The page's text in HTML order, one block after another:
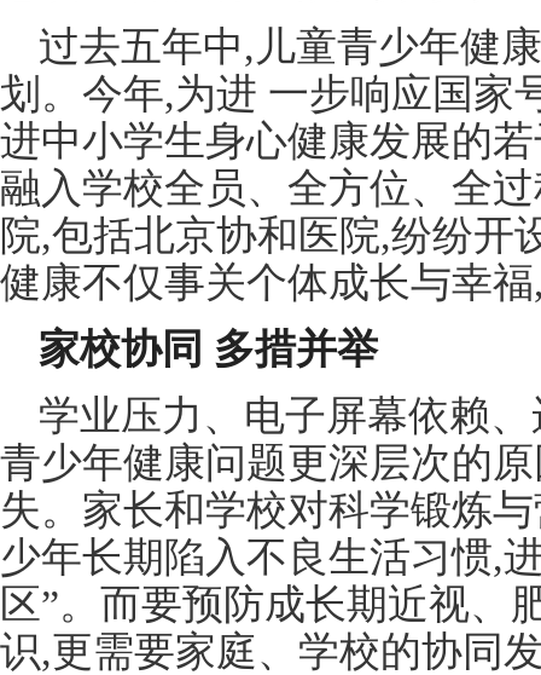
过去五年中,儿童青少年健
划。今年,为进 一步响应国家
进中小学生身心健康发展的
融入学校全员、全方位、全
院,包括北京协和医院,纷纷开
健康不仅事关个体成长与幸
家校协同 多措并举
学业压力、电子屏幕依赖
青少年健康问题更深层次的
失。家长和学校对科学锻炼
少年长期陷入不良生活习惯,
区”。而要预防成长期近视、
识,更需要家庭、学校的协同